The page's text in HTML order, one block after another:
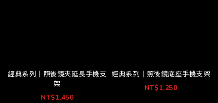
經典系列｜照後鏡夾延長手機支
架
NT$1,450
經典系列｜照後鏡底座手機支架
NT$1,250